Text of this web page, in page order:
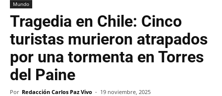
Mundo
Tragedia en Chile: Cinco
turistas murieron atrapados
por una tormenta en Torres
del Paine
Por Redacción Carlos Paz Vivo - 19 noviembre, 2025